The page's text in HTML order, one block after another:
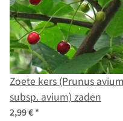
Zoete kers (Prunus
subsp. avium) zaden
2,99 €*